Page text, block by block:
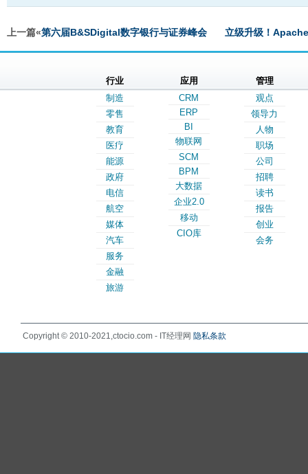
上一篇«第六届B&SDigital数字银行与证券峰会 立级升级！
行业
制造
零售
教育
医疗
能源
政府
电信
航空
媒体
汽车
服务
金融
旅游
应用
CRM
ERP
BI
物联网
SCM
BPM
大数据
企业2.0
移动
CIO库
管理
观点
领导力
人物
职场
公司
招聘
读书
报告
创业
会务
Copyright © 2010-2021,ctocio.com - IT经理网 隐私条款